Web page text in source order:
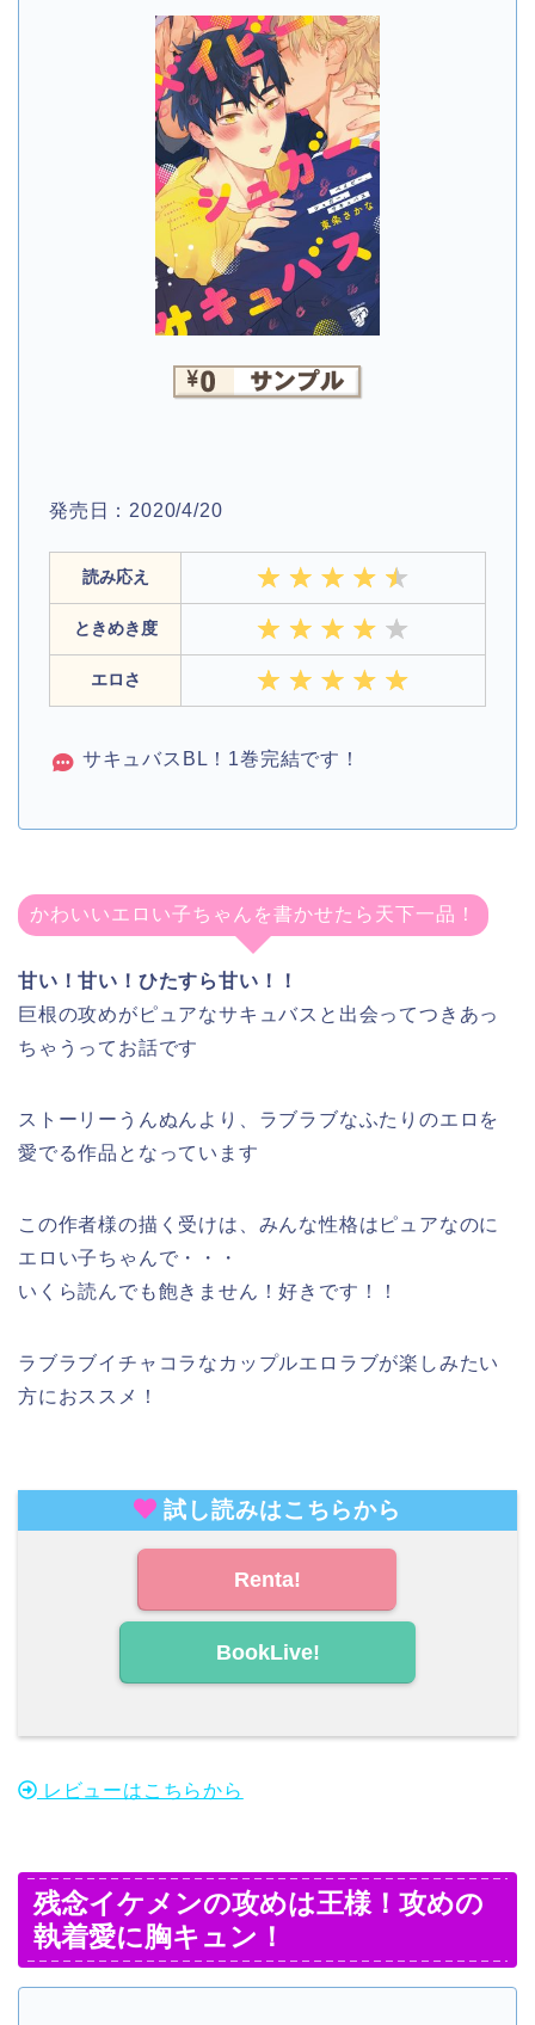
発売日：2020/4/20
読み応え
ときめき度
エロさ
サキュバスBL！1巻完結です！
かわいいエロい子ちゃんを書かせたら天下一品！
甘い！甘い！ひたすら甘い！！
巨根の攻めがピュアなサキュバスと出会ってつきあっ
ちゃうってお話です
ストーリーうんぬんより、ラブラブなふたりのエロを
愛でる作品となっています
この作者様の描く受けは、みんな性格はピュアなのに
エロい子ちゃんで・・・
いくら読んでも飽きません！好きです！！
ラブラブイチャコラなカップルエロラブが楽しみたい
方におススメ！
試し読みはこちらから
Renta!
BookLive!
レビューはこちらから
残念イケメンの攻めは王様！攻めの
執着愛に胸キュン！